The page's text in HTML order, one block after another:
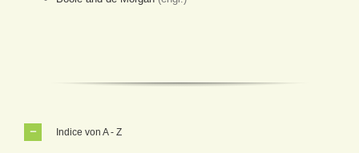
Indice von A - Z